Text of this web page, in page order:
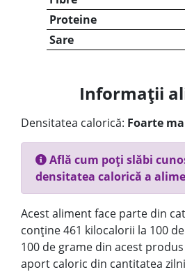
Proteine
Sare
Informații
Densitatea calorică: Foarte
Află cum poți slăbi
densitatea calorică a
Acest aliment face parte din
conține 461 kilocalorii la 100
100 de grame din acest
aport caloric din cantitatea